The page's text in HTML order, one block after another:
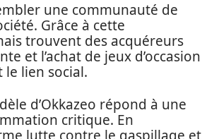
une communauté de
Grâce à cette
trouvent des acquéreurs
et l’achat de jeux d’occasion
lien social.
d’Okkazeo répond à une
critique. En